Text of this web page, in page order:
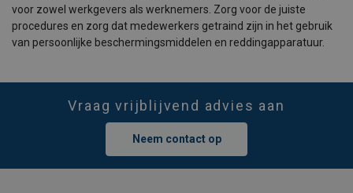
voor zowel werkgevers als werknemers. Zorg voor de juiste
procedures en zorg dat medewerkers getraind zijn in het gebruik
van persoonlijke beschermingsmiddelen en reddingapparatuur.
Vraag vrijblijvend advies aan
Neem contact op